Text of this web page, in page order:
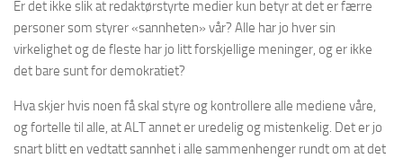
Er det ikke slik at redaktørstyrte medier kun betyr at det er færre
personer som styrer «sannheten» vår? Alle har jo hver sin
virkelighet og de fleste har jo litt forskjellige meninger, og er ikke
det bare sunt for demokratiet?
Hva skjer hvis noen få skal styre og kontrollere alle mediene våre,
og fortelle til alle, at ALT annet er uredelig og mistenkelig. Det er jo
snart blitt en vedtatt sannhet i alle sammenhenger rundt om at det